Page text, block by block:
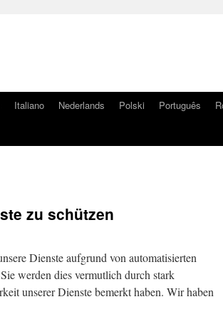
Italiano Nederlands Polski Português
zu schützen
Dienste aufgrund von automatisierten
werden dies vermutlich durch stark
unserer Dienste bemerkt haben. Wir haben